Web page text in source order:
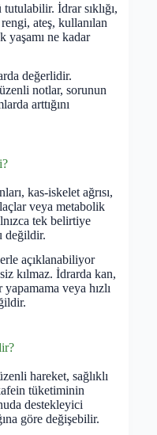
İdrar sıklığı,
ateş, kullanılan
yaşamı ne kadar
değerlidir.
notlar, sorunun
arttığını
kas-iskelet ağrısı,
veya metabolik
tek belirtiye
değildir.
açıklanabiliyor
kılmaz. İdrarda kan,
yapamama veya hızlı
hareket, sağlıklı
tüketiminin
destekleyici
göre değişebilir.